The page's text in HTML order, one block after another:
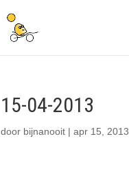
15-04-2013
door bijnanooit |apr 15, 2013